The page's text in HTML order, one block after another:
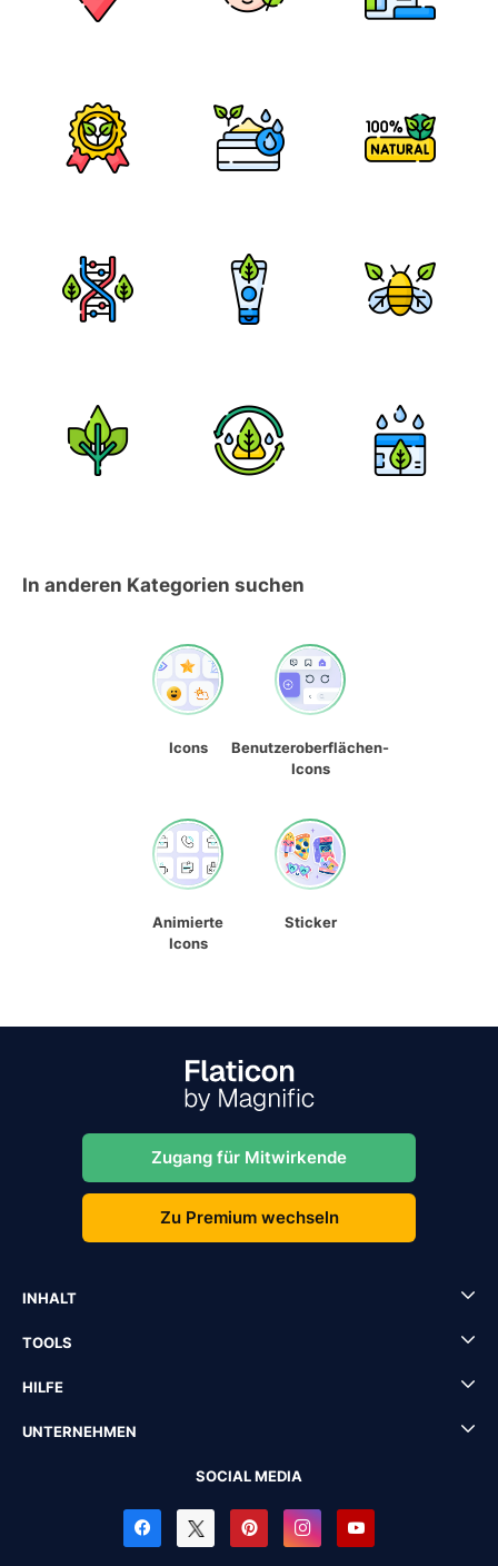
In anderen Kategorien suchen
Icons
Benutzeroberflächen-
Icons
Animierte
Icons
Sticker
Zugang für Mitwirkende
Zu Premium wechseln
INHALT
TOOLS
HILFE
UNTERNEHMEN
SOCIAL MEDIA